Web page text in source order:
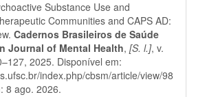
Substance Use and
Communities and CAPS AD:
Cadernos Brasileiros de Saúde
Journal of Mental Health, [S. l.], v.
2025. Disponível em:
index.php/cbsm/article/view/98
8 ago. 2026.